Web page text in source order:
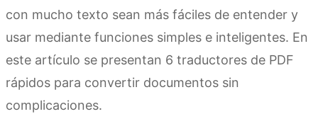
con mucho texto sean más fáciles de entender y
usar mediante funciones simples e inteligentes. En
este artículo se presentan 6 traductores de PDF
rápidos para convertir documentos sin
complicaciones.